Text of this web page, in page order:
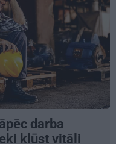
darba
kļūst vitāli